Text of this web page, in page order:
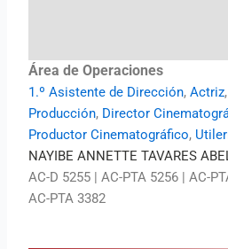
Área de Operaciones
1.º Asistente de Dirección,Actriz
Producción, Director
Productor Cinematográfico,
NAYIBE ANNETTE TAVARES
AC-D 5255 | AC-PTA 5256 | AC-
AC-PTA 3382